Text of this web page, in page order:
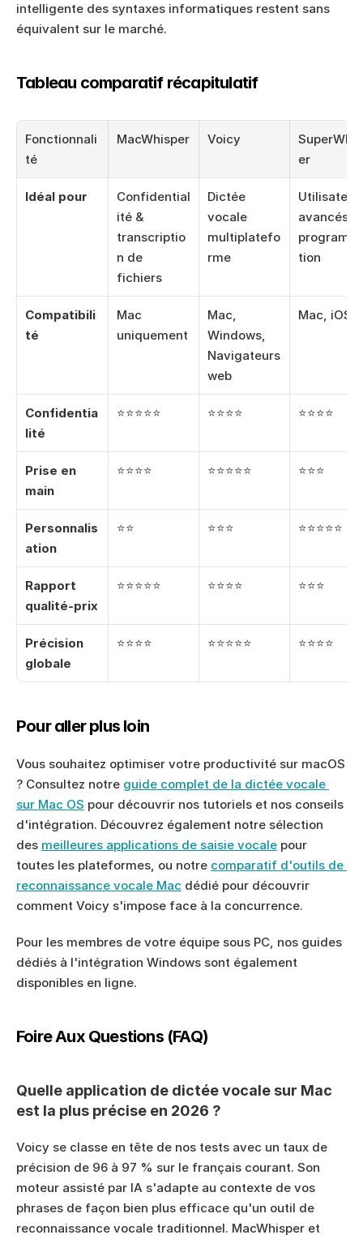
intelligente des syntaxes informatiques restent sans
équivalent sur le marché.
Tableau comparatif récapitulatif
Fonctionnali
té
MacWhisper Voicy
er
Idéal pour
Confidential
ité &
transcriptio
n de
fichiers
Dictée
vocale
multiplatefo
rme
avancés &
tion
Compatibili
té
Mac
uniquement
Mac,
Windows,
Navigateurs
web
Mac, iOS
Confidentia
lité
⭐⭐⭐⭐⭐ ⭐⭐⭐⭐ ⭐⭐⭐⭐
Prise en
main
⭐⭐⭐⭐ ⭐⭐⭐⭐⭐ ⭐⭐⭐
Personnalis
ation
⭐⭐ ⭐⭐⭐ ⭐⭐⭐⭐⭐
Rapport
qualité-prix
⭐⭐⭐⭐⭐ ⭐⭐⭐⭐ ⭐⭐⭐
Précision
globale
⭐⭐⭐⭐ ⭐⭐⭐⭐⭐ ⭐⭐⭐⭐
Pour aller plus loin
Vous souhaitez optimiser votre productivité sur macOS
? Consultez notre guide complet de la dictée vocale
sur Mac OS pour découvrir nos tutoriels et nos conseils
d'intégration. Découvrez également notre sélection
des meilleures applications de saisie vocale pour
toutes les plateformes, ou notre comparatif d'outils de
reconnaissance vocale Mac dédié pour découvrir
comment Voicy s'impose face à la concurrence.
Pour les membres de votre équipe sous PC, nos guides
dédiés à l'intégration Windows sont également
disponibles en ligne.
Foire Aux Questions (FAQ)
Quelle application de dictée vocale sur Mac
est la plus précise en 2026 ?
Voicy se classe en tête de nos tests avec un taux de
précision de 96 à 97 % sur le français courant. Son
moteur assisté par IA s'adapte au contexte de vos
phrases de façon bien plus efficace qu'un outil de
reconnaissance vocale traditionnel. MacWhisper et